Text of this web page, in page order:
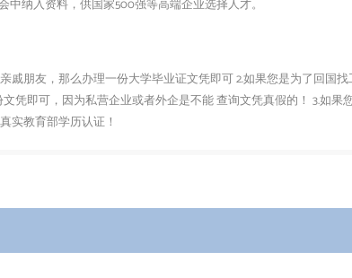
中纳入资料，供国家500强等高端企业选择人才。
戚朋友，那么办理一份大学毕业证文凭即可 2.如果您是为了回国找
凭即可，因为私营企业或者外企是不能 查询文凭真假的！ 3.如果
实教育部学历认证！